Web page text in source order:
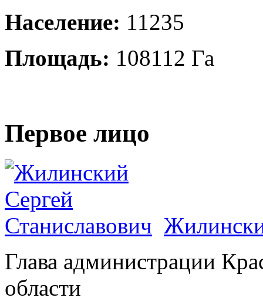
Население: 11235
Площадь: 108112 Га
Первое лицо
Глава администрации
области